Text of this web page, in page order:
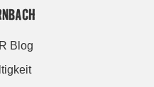
Blog